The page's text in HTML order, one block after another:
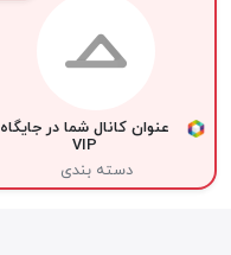
عنوان کانال شما در جایگاه
VIP
دسته بندی